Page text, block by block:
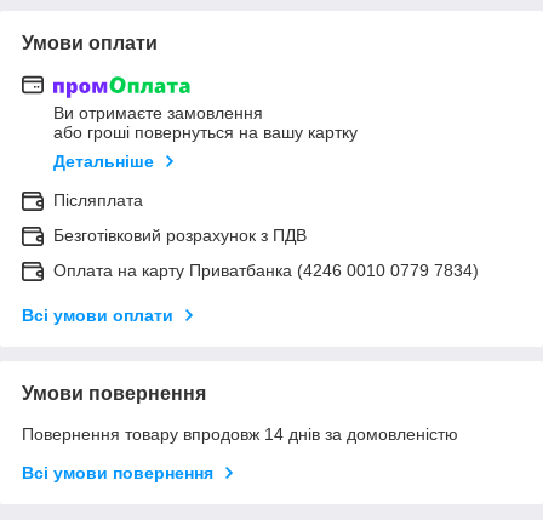
Умови оплати
Ви отримаєте замовлення
або гроші повернуться на вашу картку
Детальніше
Післяплата
Безготівковий розрахунок з ПДВ
Оплата на карту Приватбанка (4246 0010 0779 7834)
Всі умови оплати
Умови повернення
Повернення товару впродовж 14 днів за домовленістю
Всі умови повернення